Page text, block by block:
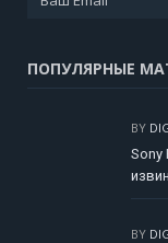
ПОПУЛЯРНЫЕ
BY
Sony
BY